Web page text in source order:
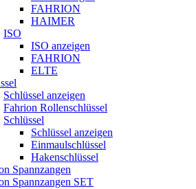
FAHRION
HAIMER
ISO
ISO anzeigen
FAHRION
ELTE
Schlüssel anzeigen
Fahrion Rollenschlüssel
Schlüssel
Schlüssel anzeigen
Einmaulschlüssel
Hakenschlüssel
Spannzangen
Spannzangen SET